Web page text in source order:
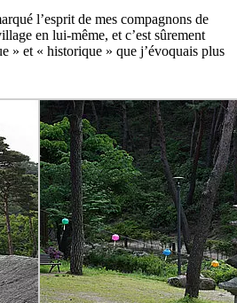
l’esprit de mes compagnons de
en lui-même, et c’est sûrement
» et « historique » que j’évoquais plus